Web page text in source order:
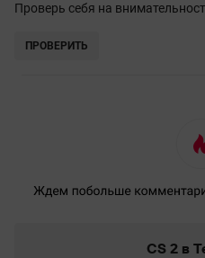
Проверь себя на
ПРОВЕРИТЬ
CS 2 в